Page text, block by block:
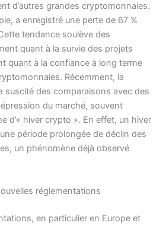
d’autres grandes cryptomonnaies.
a enregistré une perte de 67 %
tendance soulève des
quant à la survie des projets
quant à la confiance à long terme
Récemment, la
suscité des comparaisons avec des
du marché, souvent
d’« hiver crypto ». En effet, un hiver
période prolongée de déclin des
un phénomène déjà observé
réglementations
en particulier en Europe et